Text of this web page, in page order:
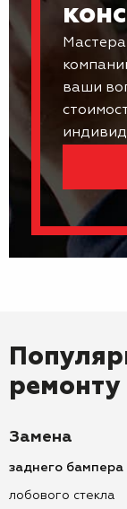
ваши
ремонту
Замена
заднего бампера
лобового стекла